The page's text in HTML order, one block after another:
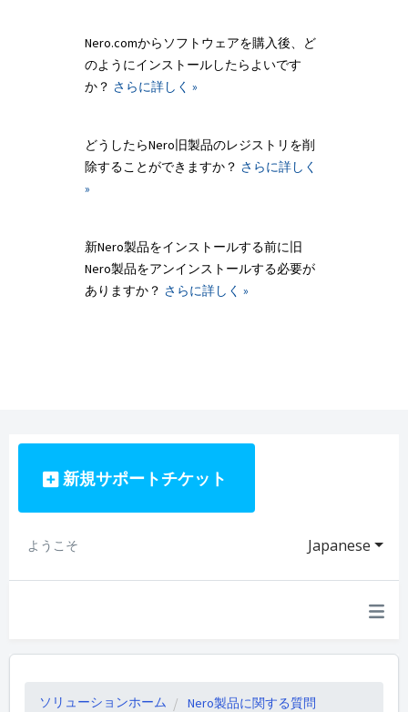
Nero.comからソフトウェアを購入後、ど
のようにインストールしたらよいです
か？ さらに詳しく »
どうしたらNero旧製品のレジストリを削
除することができますか？ さらに詳しく
»
新Nero製品をインストールする前に旧
Nero製品をアンインストールする必要が
ありますか？ さらに詳しく »
新規サポートチケット
Japanese
ようこそ
ソリューションホーム Nero製品に関する質問